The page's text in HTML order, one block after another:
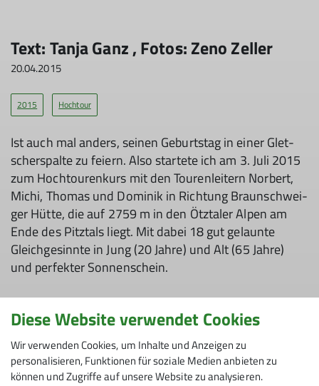
Text: Tanja Ganz , Fo­tos: Zeno Zeller
20.04.2015
2015 Hochtour
Ist auch mal an­ders, sei­nen Ge­burts­tag in ei­ner Glet­
scher­spal­te zu fei­ern. Al­so star­te­te ich am 3. Ju­li 2015
zum Hoch­tou­ren­kurs mit den Tou­ren­lei­tern Nor­bert,
Mi­chi, Tho­mas und Do­mi­nik in Rich­tung Braun­schwei­
ger Hüt­te, die auf 2759 m in den Ötz­ta­ler Al­pen am
En­de des Pitz­tals liegt. Mit da­bei 18 gut ge­laun­te
Gleich­ge­sinn­te in Jung (20 Jah­re) und Alt (65 Jah­re)
und per­fek­ter Son­nen­schein.
Nach der Theo­rie über Ma­te­ria­li­en, Kno­ten & Co am
Frei­tag­abend, gab es am Sams­tag­vor­mit­tag dann den
Glet­scher­kon­takt. In klei­ne­ren Grup­pen üb­ten wir
Diese Website verwendet Cookies
Wir verwenden Cookies, um Inhalte und Anzeigen zu
personalisieren, Funktionen für soziale Medien anbieten zu
können und Zugriffe auf unsere Website zu analysieren.